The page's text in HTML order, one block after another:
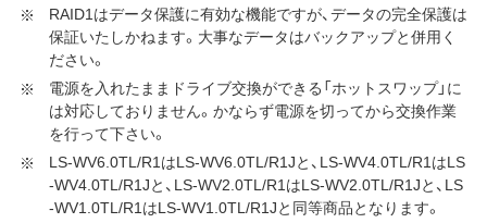
RAID1はデータ保護に有効な機能ですが、データの完全保護は
保証いたしかねます。大事なデータはバックアップと併用く
ださい。
電源を入れたままドライブ交換ができる「ホットスワップ」に
は対応しておりません。かならず電源を切ってから交換作業
を行って下さい。
LS-WV6.0TL/R1はLS-WV6.0TL/R1Jと、LS-WV4.0TL/R1はLS
-WV4.0TL/R1Jと、LS-WV2.0TL/R1はLS-WV2.0TL/R1Jと、LS
-WV1.0TL/R1はLS-WV1.0TL/R1Jと同等商品となります。